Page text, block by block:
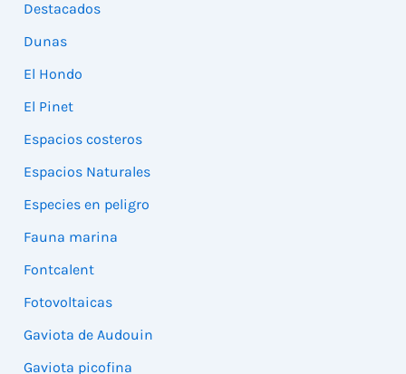
Destacados
Dunas
El Hondo
El Pinet
Espacios costeros
Espacios Naturales
Especies en peligro
Fauna marina
Fontcalent
Fotovoltaicas
Gaviota de Audouin
Gaviota picofina